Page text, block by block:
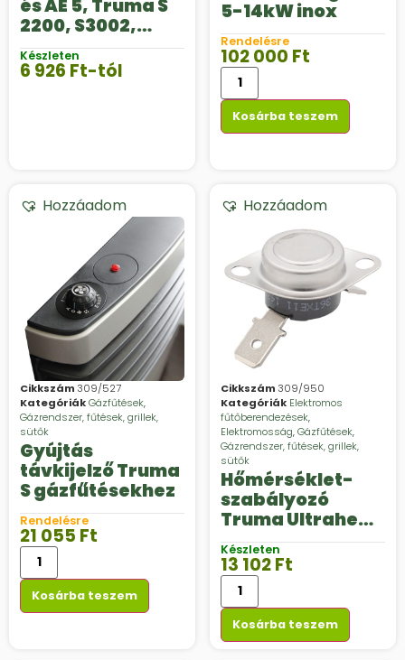
és AE 5, Truma S
2200, S3002,
S3004, S5002 és
S5004
Készleten
6 926 Ft-tól
5-14kW inox
Rendelésre
102 000 Ft
Kosárba teszem
Hozzáadom
Cikkszám 309/527
KategóriákGázfűtések,
Gázrendszer, fűtések, grillek,
sütők
Gyújtás
távkijelző Truma
S gázfűtésekhez
Rendelésre
21 055 Ft
Kosárba teszem
Hozzáadom
Cikkszám 309/950
Kategóriák Elektromos
fűtőberendezések,
Elektromosság,Gázfűtések,
Gázrendszer, fűtések, grillek,
sütők
Hőmérséklet-
szabályozó
Truma Ultraheat
elektromos
kiegészítőfűtésh
ez
Készleten
13 102Ft
Kosárba teszem